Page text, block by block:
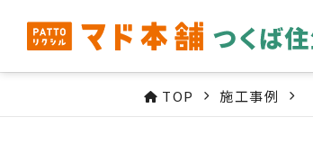
TOP 施工事例